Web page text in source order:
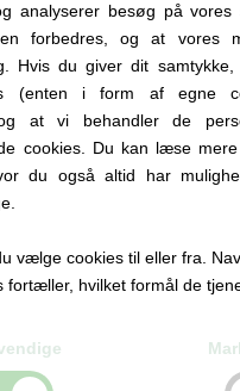
analyserer besøg på
forbedres, og at vores
Hvis du giver dit
(enten i form af egne
at vi behandler de
cookies. Du kan læse
du også altid har
vælge cookies til eller fra.
fortæller, hvilket formål de
PScanary-yellow-6mm
Lev. 1-2 dage
Yellow PP 6mm
anmeldt.